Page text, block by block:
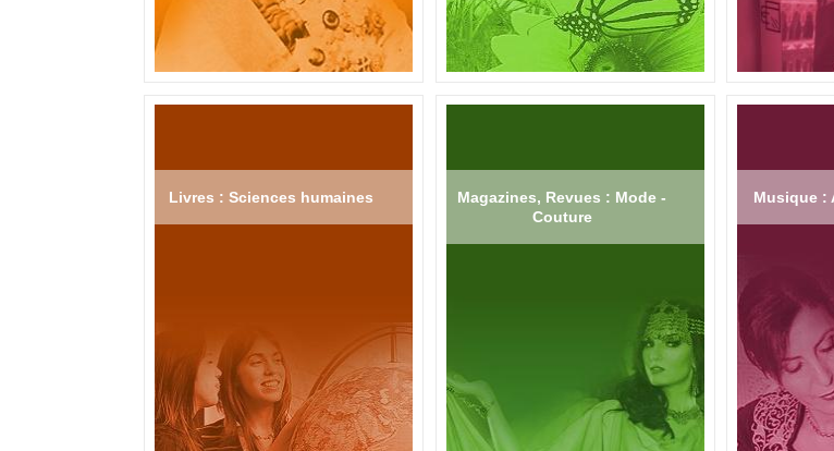
Livres : Sciences humaines
Magazines, Revues : Mode -
Couture
Musique :